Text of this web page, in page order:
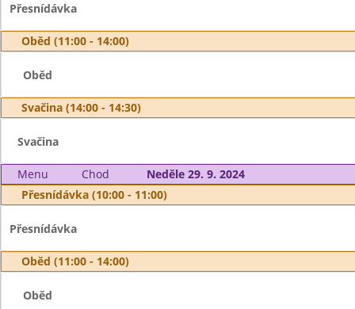
Přesnídávka
Oběd (11:00 - 14:00)
Oběd
Svačina (14:00 - 14:30)
Svačina
Menu Chod
Neděle 29. 9. 2024
Přesnídávka (10:00 - 11:00)
Přesnídávka
Oběd (11:00 - 14:00)
Oběd